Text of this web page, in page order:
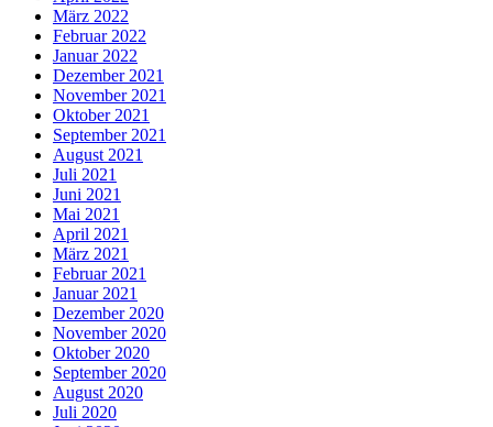
März 2022
Februar 2022
Januar 2022
Dezember 2021
November 2021
Oktober 2021
September 2021
August 2021
Juli 2021
Juni 2021
Mai 2021
April 2021
März 2021
Februar 2021
Januar 2021
Dezember 2020
November 2020
Oktober 2020
September 2020
August 2020
Juli 2020